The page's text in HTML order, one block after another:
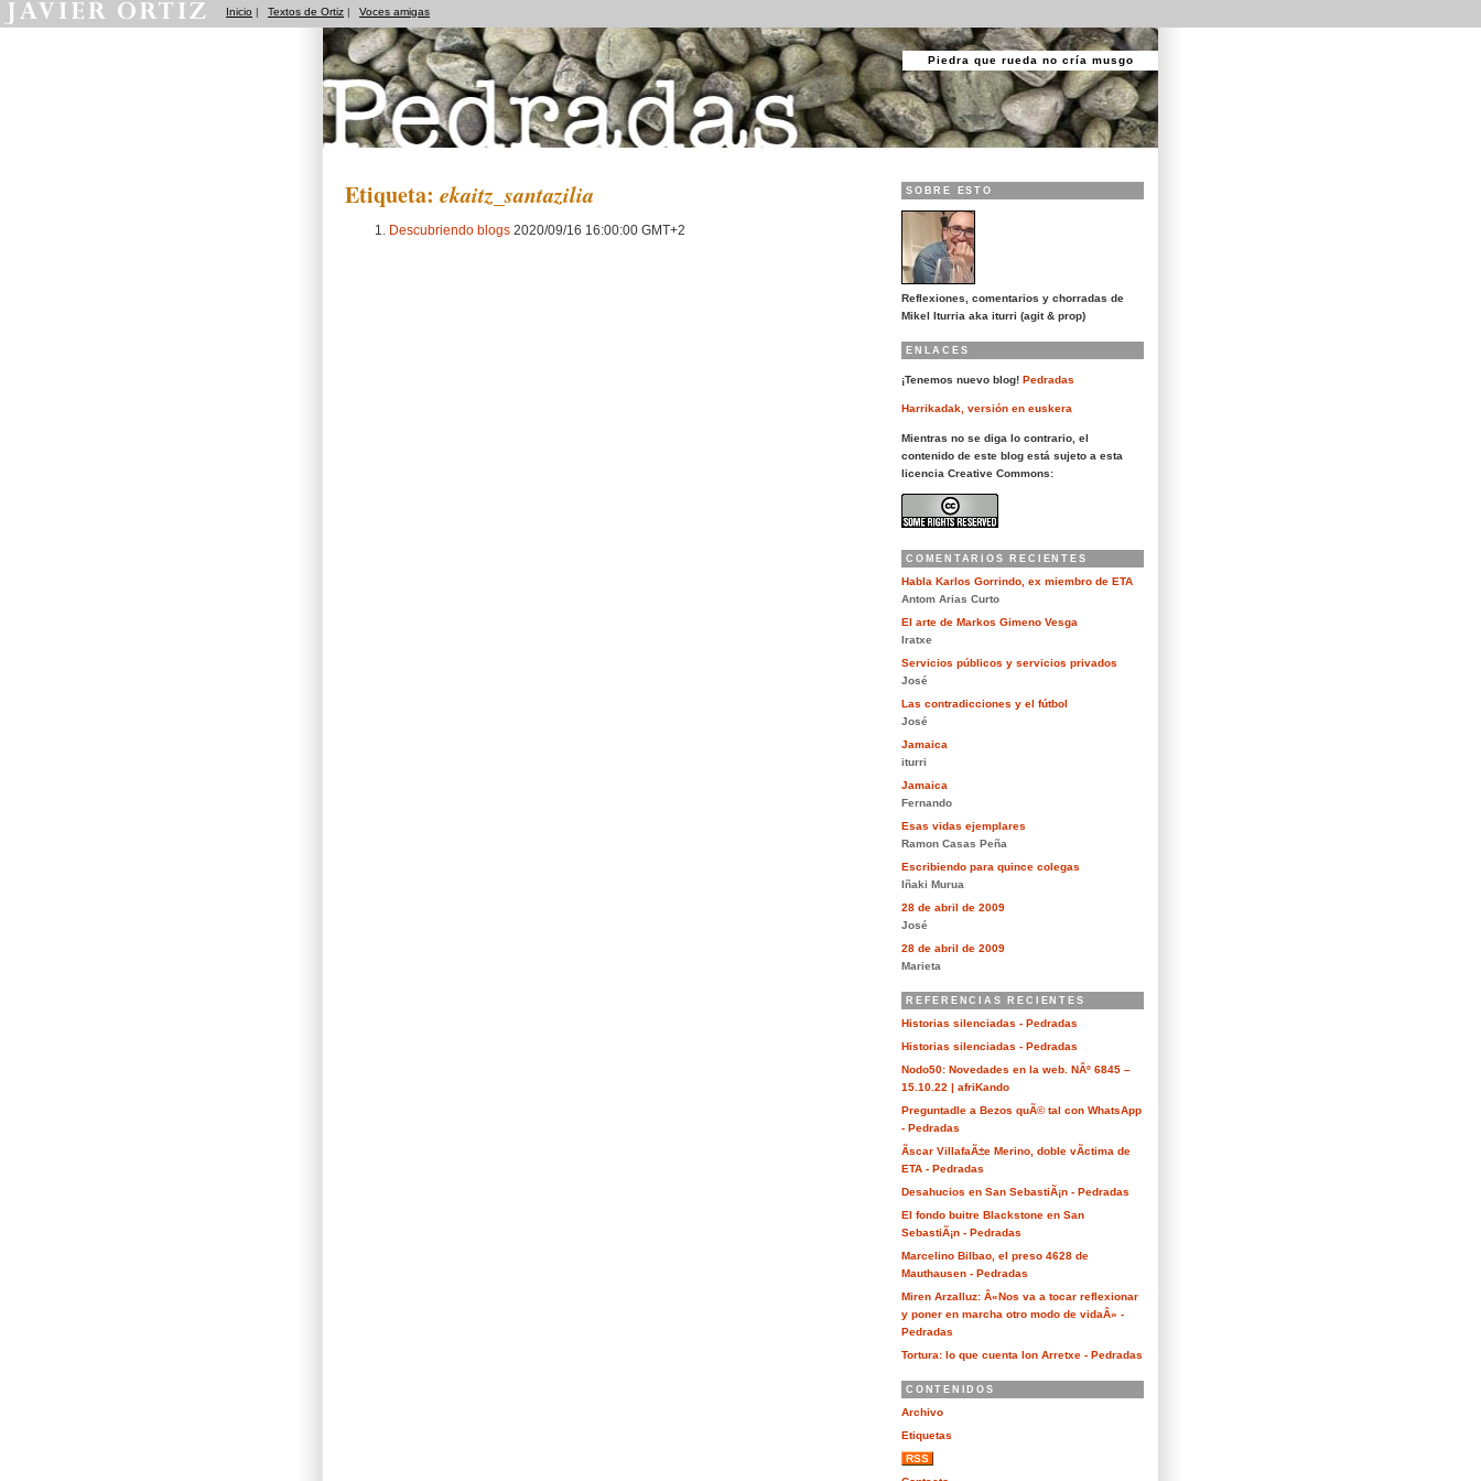
Inicio | Textos de Ortiz | Voces amigas
Piedra que rueda no cría musgo
Etiqueta: ekaitz_santazilia
Descubriendo blogs 2020/09/16 16:00:00 GMT+2
SOBRE ESTO
Reflexiones, comentarios y chorradas de
Mikel Iturria aka iturri (agit & prop)
ENLACES
¡Tenemos nuevo blog! Pedradas
Harrikadak, versión en euskera
Mientras no se diga lo contrario, el
contenido de este blog está sujeto a esta
licencia Creative Commons:
COMENTARIOS RECIENTES
Habla Karlos Gorrindo, ex miembro de ETA
Antom Arias Curto
El arte de Markos Gimeno Vesga
Iratxe
Servicios públicos y servicios privados
José
Las contradicciones y el fútbol
José
Jamaica
iturri
Jamaica
Fernando
Esas vidas ejemplares
Ramon Casas Peña
Escribiendo para quince colegas
Iñaki Murua
28 de abril de 2009
José
28 de abril de 2009
Marieta
REFERENCIAS RECIENTES
Historias silenciadas - Pedradas
Historias silenciadas - Pedradas
Nodo50: Novedades en la web. NÂº 6845 –
15.10.22 | afriKando
Preguntadle a Bezos quÃ© tal con WhatsApp
- Pedradas
Ãscar VillafaÃ±e Merino, doble vÃ­ctima de
ETA - Pedradas
Desahucios en San SebastiÃ¡n - Pedradas
El fondo buitre Blackstone en San
SebastiÃ¡n - Pedradas
Marcelino Bilbao, el preso 4628 de
Mauthausen - Pedradas
Miren Arzalluz: Â«Nos va a tocar reflexionar
y poner en marcha otro modo de vidaÂ» -
Pedradas
Tortura: lo que cuenta Ion Arretxe - Pedradas
CONTENIDOS
Archivo
Etiquetas
RSS